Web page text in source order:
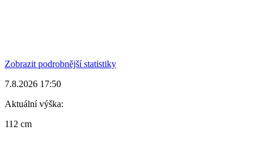
Zobrazit podrobnější statistiky
7.8.2026 17:50
Aktuální výška:
112 cm